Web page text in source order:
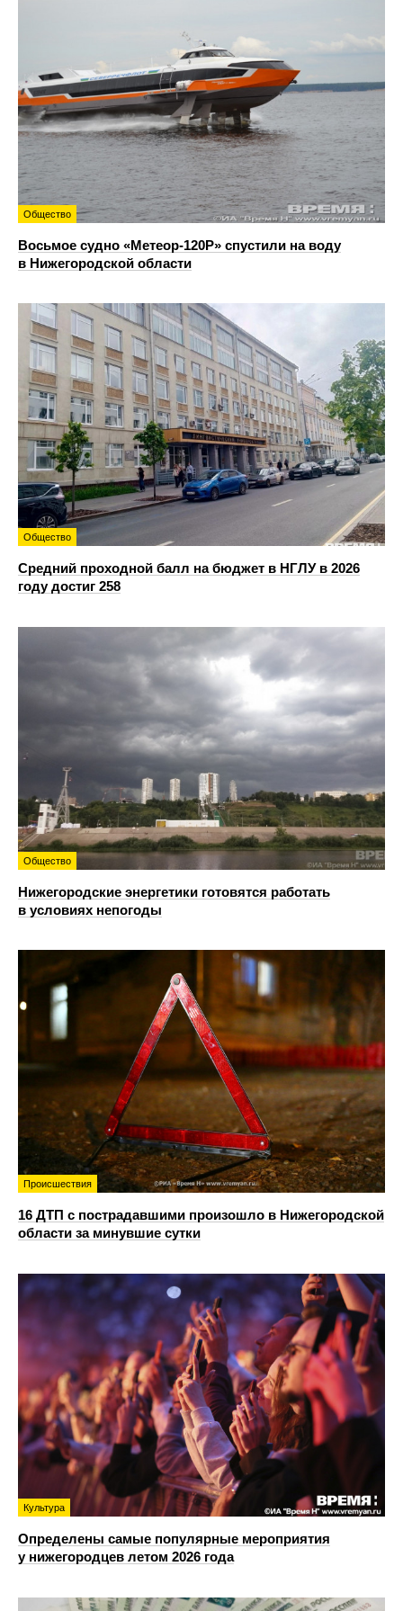
Общество
Восьмое судно «Метеор-120Р» спустили на воду
в Нижегородской области
Общество
Средний проходной балл на бюджет в НГЛУ в 2026
году достиг 258
Общество
Нижегородские энергетики готовятся работать
в условиях непогоды
Происшествия
16 ДТП с пострадавшими произошло в Нижегородской
области за минувшие сутки
Культура
Определены самые популярные мероприятия
у нижегородцев летом 2026 года